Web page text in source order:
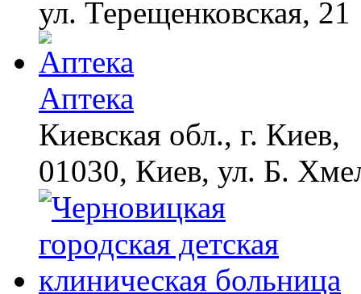
ул. Терещенковская, 21
Аптека
Киевская обл., г. Киев,
01030, Киев, ул. Б.